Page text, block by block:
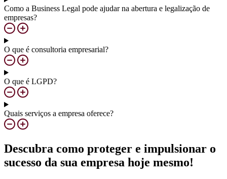
Como a Business Legal pode ajudar na abertura e legalização de
empresas?
O que é consultoria empresarial?
O que é LGPD?
Quais serviços a empresa oferece?
Descubra como proteger e impulsionar o
sucesso da sua empresa hoje mesmo!